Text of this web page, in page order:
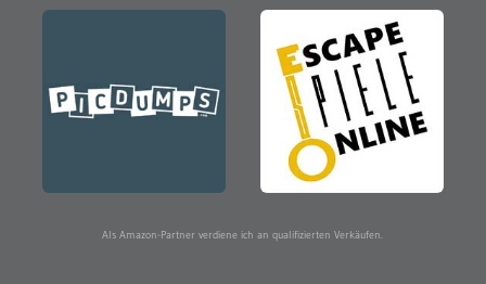
Als Amazon-Partner verdiene ich an qualifizierten Verkäufen.